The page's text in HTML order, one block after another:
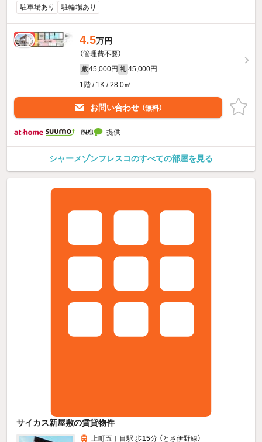
駐車場あり
駐輪場あり
新着 4.5万円
（管理費不要）
敷 45,000円 礼 45,000円
1階 / 1K / 28.0㎡
お問い合わせ （無料）
提供
シャーメゾンフレスコのすべての部屋を見る
サイカス新屋敷の賃貸物件
上町五丁目駅 歩15分 （とさ伊野線）